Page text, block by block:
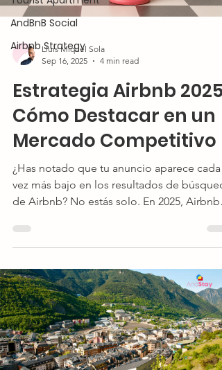
AndBnB Social
Airbnb Strategy
Lluis Miquel Sola
Sep 16, 2025
4 min read
Estrategia Airbnb 2025:
Cómo Destacar en un
Mercado Competitivo
¿Has notado que tu anuncio aparece cada
vez más bajo en los resultados de
de Airbnb? No estás solo. En 2025, Airbnb
grandes, con millones de cambios que
impactan la visibilidad de los anuncios. En
esta guía, explicamos el nuevo algoritmo
Airbnb en 2025 y su efecto en la visibilidad.
Además, discutiremos por qué las buenas
calificaciones ya no son suficientes y qué
puedes hacer para seguir destacando en un
mercado cada vez más c